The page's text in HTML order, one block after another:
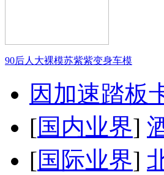
90后人大裸模苏紫紫变身车模
因加速踏板
[国内业界]
[国际业界]